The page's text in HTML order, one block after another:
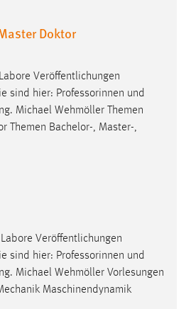
Doktor
Veröffentlichungen
sind hier: Professorinnen und
Michael Wehmöller Themen
Themen Bachelor-, Master-,
Veröffentlichungen
sind hier: Professorinnen und
Michael Wehmöller Vorlesungen
Maschinendynamik